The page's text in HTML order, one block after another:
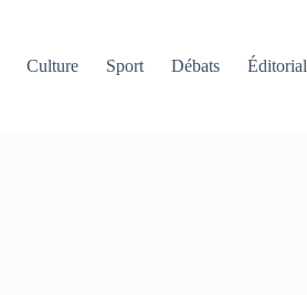
Culture Sport Débats Éditorial